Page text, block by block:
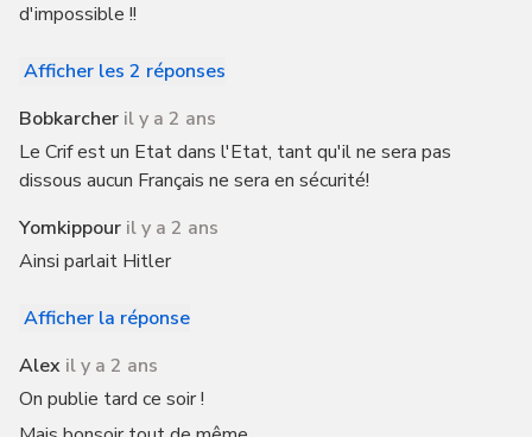
d'impossible !!
Afficher les 2 réponses
Bobkarcher il y a 2 ans
Le Crif est un Etat dans l'Etat, tant qu'il ne sera pas
dissous aucun Français ne sera en sécurité!
Yomkippour il y a 2 ans
Ainsi parlait Hitler
Afficher la réponse
Alex il y a 2 ans
On publie tard ce soir !